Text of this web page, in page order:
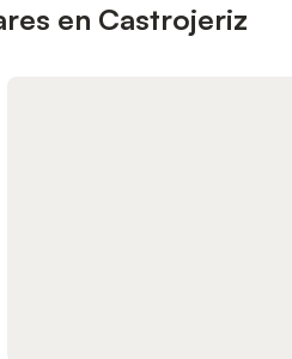
en Castrojeriz